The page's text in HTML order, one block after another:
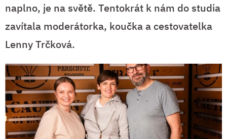
naplno, je na světě. Tentokrát k nám do studia
zavítala moderátorka, koučka a cestovatelka
Lenny Trčková.